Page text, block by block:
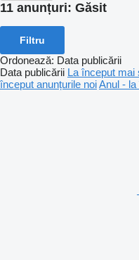
11 anunțuri: Găsit
Filtru
Ordonează: Data publicării
Data publicării La început mai
început anunțurile noiAnul -